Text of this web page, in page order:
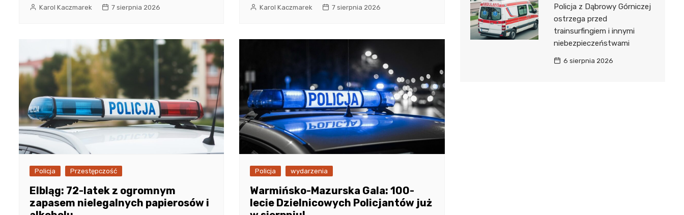
Karol Kaczmarek 7 sierpnia 2026 Karol Kaczmarek 7 sierpnia 2026
Policja Przestępczość
Elbląg: 72-latek z ogromnym
zapasem nielegalnych papierosów i
Policja wydarzenia
Warmińsko-Mazurska Gala: 100-
lecie Dzielnicowych Policjantów już
Policja z Dąbrowy Górniczej
ostrzega przed
trainsurfingiem i innymi
niebezpieczeństwami
6 sierpnia 2026